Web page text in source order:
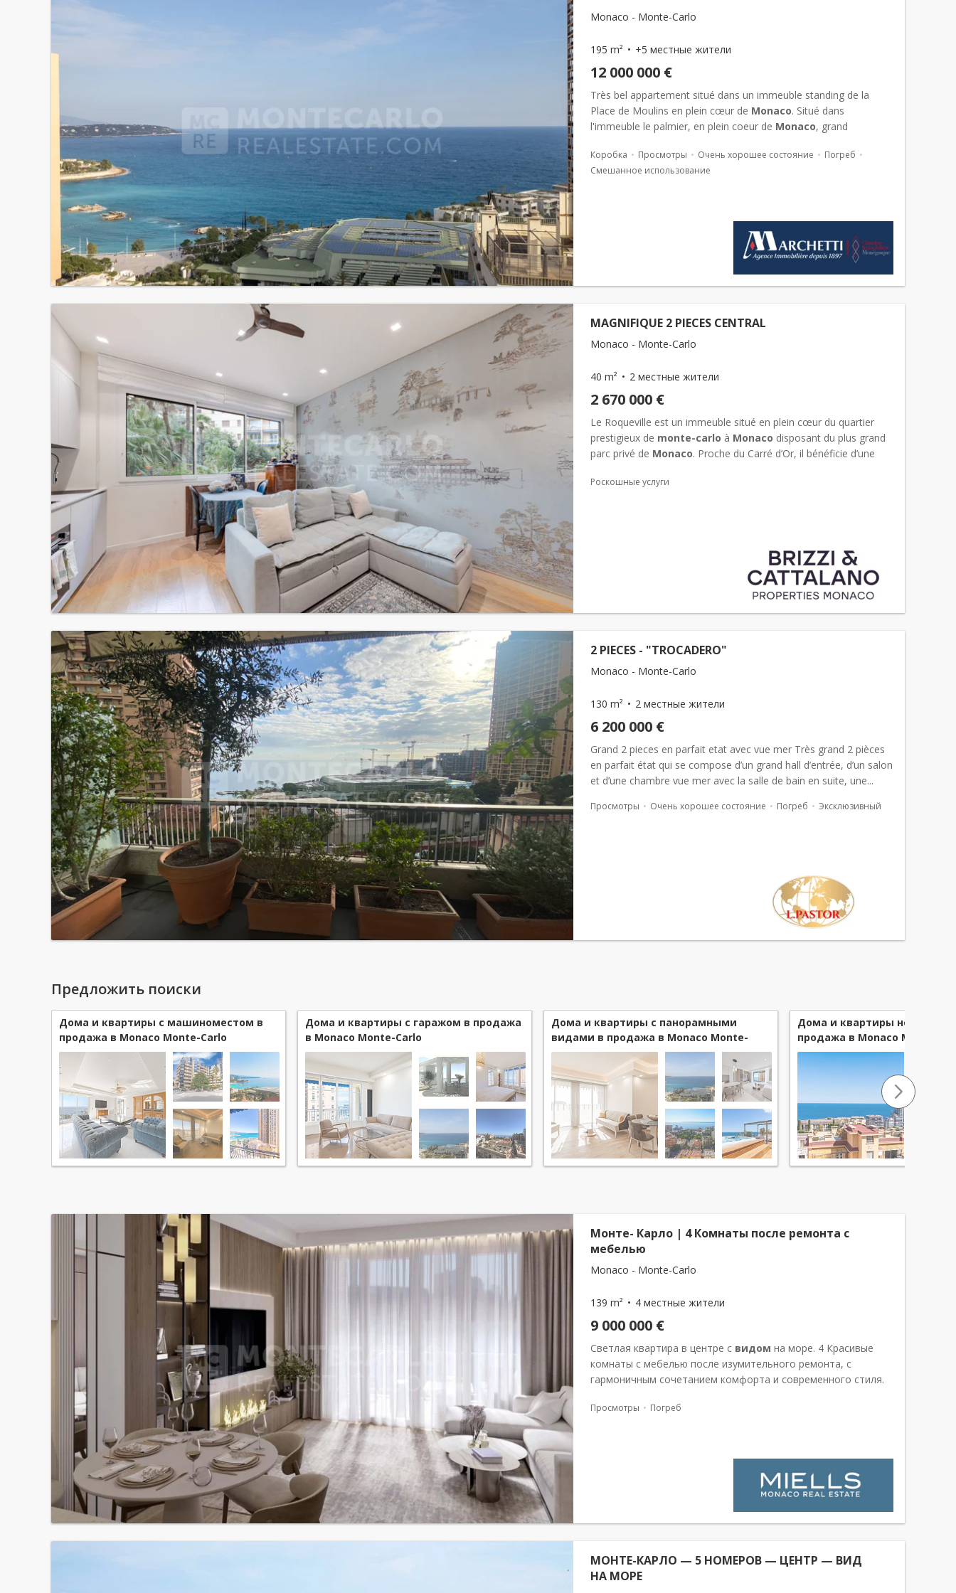
Monaco - Monte-Carlo
195 m² +5 местные жители
12 000 000 €
Très bel appartement situé dans un immeuble standing de la
Place de Moulins en plein cœur de Monaco. Situé dans
l'immeuble le palmier, en plein coeur de Monaco, grand
Коробка Просмотры Очень хорошее состояние
Погреб
Смешанное использование
MAGNIFIQUE 2 PIECES CENTRAL
Monaco - Monte-Carlo
40 m² 2 местные жители
2 670 000 €
Le Roqueville est un immeuble situé en plein cœur du quartier
prestigieux de monte-carlo à Monaco disposant du plus grand
parc privé de Monaco. Proche du Carré d’Or, il bénéficie d’une
Роскошные услуги
2 PIECES - "TROCADERO"
Monaco - Monte-Carlo
130 m² 2 местные жители
6 200 000 €
Grand 2 pieces en parfait etat avec vue mer Très grand 2 pièces
en parfait état qui se compose d’un grand hall d’entrée, d’un salon
et d’une chambre vue mer avec la salle de bain en suite, une...
Просмотры Очень хорошее состояние Погреб Эксклюзивный
Предложить поиски
Дома и квартиры с машиноместом в
продажа в Monaco Monte-Carlo
Дома и квартиры с гаражом в продажа
в Monaco Monte-Carlo
Дома и квартиры с панорамными
видами в продажа в Monaco Monte-
Carlo
Дома и квартиры
продажа в Monaco Monte-
Монте- Карло | 4 Комнаты после ремонта с
мебелью
Monaco - Monte-Carlo
139 m² 4 местные жители
9 000 000 €
Светлая квартира в центре с видом на море. 4 Красивые
комнаты с мебелью после изумительного ремонта, с
гармоничным сочетанием комфорта и современного стиля.
проживания семьи. Расположена в одном из с...
Просмотры Погреб
МОНТЕ-КАРЛО — 5 НОМЕРОВ — ЦЕНТР — ВИД
НА МОРЕ